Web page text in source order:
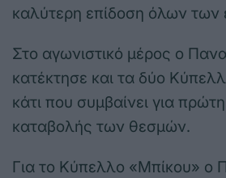
καλύτερη επίδοση όλων των
Στο αγωνιστικό μέρος ο
κατέκτησε και τα δύο
κάτι που συμβαίνει για
καταβολής των θεσμών.
Για το Κύπελλο «Μπίκου» ο